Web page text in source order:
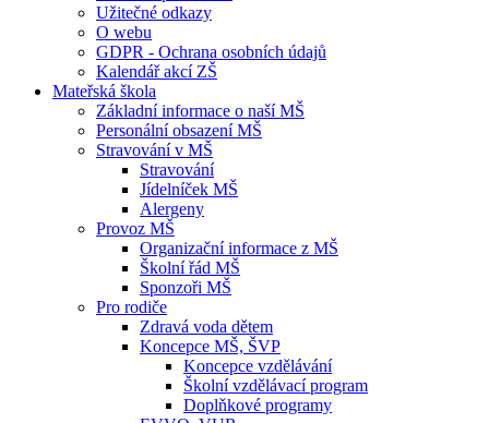
Užitečné odkazy
O webu
GDPR - Ochrana osobních údajů
Kalendář akcí ZŠ
Mateřská škola
Základní informace o naší MŠ
Personální obsazení MŠ
Stravování v MŠ
Stravování
Jídelníček MŠ
Alergeny
Provoz MŠ
Organizační informace z MŠ
Školní řád MŠ
Sponzoři MŠ
Pro rodiče
Zdravá voda dětem
Koncepce MŠ, ŠVP
Koncepce vzdělávání
Školní vzdělávací program
Doplňkové programy